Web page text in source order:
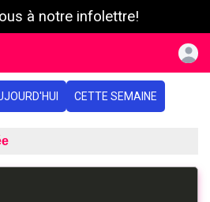
à notre infolettre!
CETTE SEMAINE